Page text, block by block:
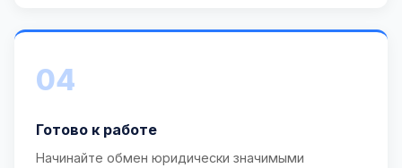
04
Готово к работе
Начинайте обмен юридически значимыми